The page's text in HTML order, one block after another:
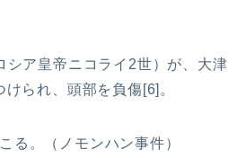
ア皇帝ニコライ2世）が、大津
られ、頭部を負傷[6]。
る。（ノモンハン事件）